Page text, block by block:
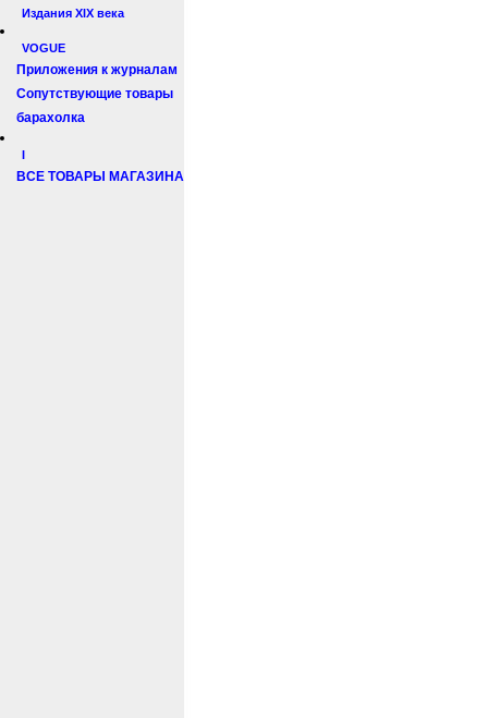
Издания XIX века
VOGUE
Приложения к журналам
Сопутствующие товары
барахолка
I
ВСЕ ТОВАРЫ МАГАЗИНА